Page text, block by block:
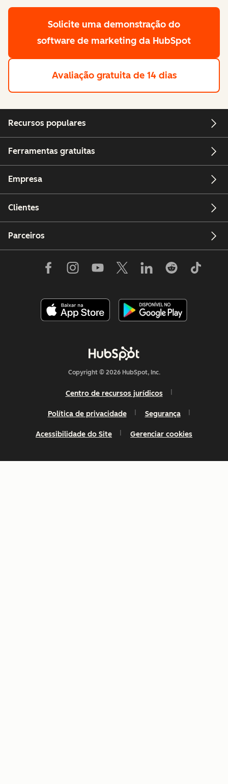
Solicite uma demonstração do
software de marketing da HubSpot
Avaliação gratuita de 14 dias
Recursos populares
Ferramentas gratuitas
Empresa
Clientes
Parceiros
Copyright © 2026 HubSpot, Inc.
Centro de recursos jurídicos
Política de privacidade Segurança
Acessibilidade do Site Gerenciar cookies